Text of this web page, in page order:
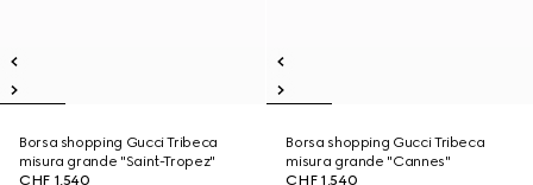
Borsa shopping Gucci Tribeca
misura grande "Saint-Tropez"
CHF 1,540
Borsa shopping Gucci Tribeca
misura grande "Cannes"
CHF 1,540